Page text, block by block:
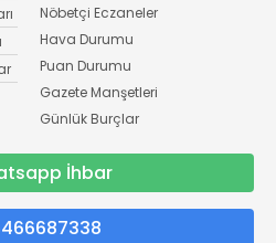
Nöbetçi Eczaneler
Hava Durumu
Puan Durumu
Gazete Manşetleri
Günlük Burçlar
İhbar